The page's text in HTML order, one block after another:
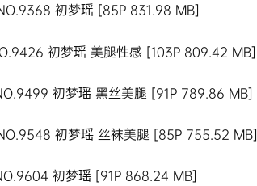
初梦瑶 [85P 831.98 MB]
初梦瑶 美腿性感 [103P 809.42 MB]
初梦瑶 黑丝美腿 [91P 789.86 MB]
初梦瑶 丝袜美腿 [85P 755.52 MB]
初梦瑶 [91P 868.24 MB]